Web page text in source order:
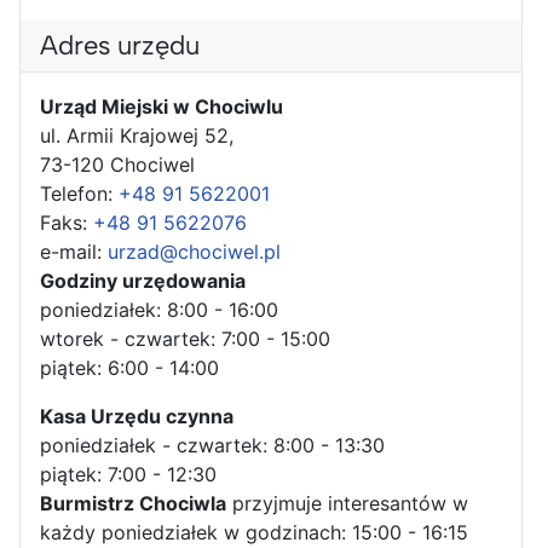
Adres urzędu
Urząd Miejski w Chociwlu
ul. Armii Krajowej 52,
73-120 Chociwel
Telefon: +48 91 5622001
Faks: +48 91 5622076
e-mail: urzad@chociwel.pl
Godziny urzędowania
poniedziałek: 8:00 - 16:00
wtorek - czwartek: 7:00 - 15:00
piątek: 6:00 - 14:00
Kasa Urzędu czynna
poniedziałek - czwartek: 8:00 - 13:30
piątek: 7:00 - 12:30
Burmistrz Chociwla przyjmuje interesantów w
każdy poniedziałek w godzinach: 15:00 - 16:15